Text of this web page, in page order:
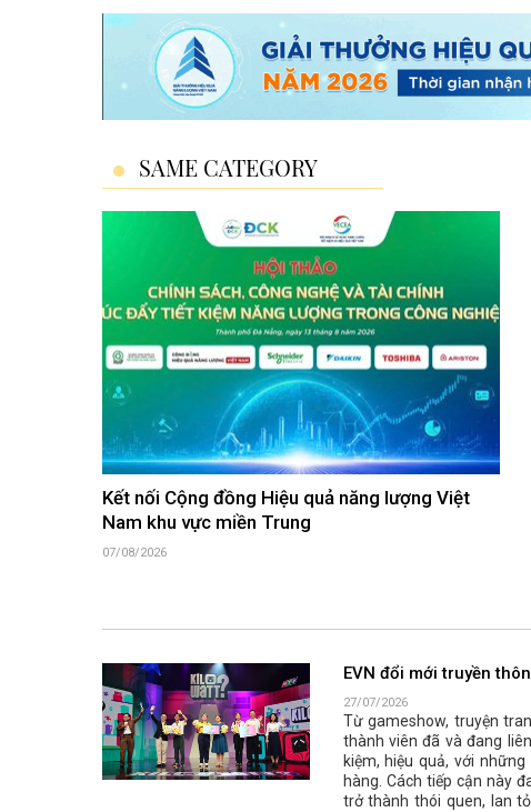
SAME CATEGORY
Kết nối Cộng đồng Hiệu quả năng lượng Việt
Nam khu vực miền Trung
07/08/2026
EVN đổi mới truyền
27/07/2026
Từ gameshow, truyện
thành viên đã và đang
kiệm, hiệu quả, với
hàng. Cách tiếp cận này
trở thành thói quen, lan